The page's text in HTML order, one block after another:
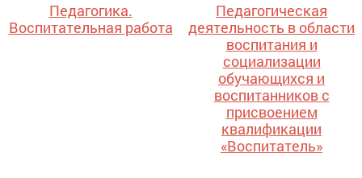
Педагогика.
Воспитательная работа
Педагогическая
деятельность в области
воспитания и
социализации
обучающихся и
воспитанников с
присвоением
квалификации
«Воспитатель»